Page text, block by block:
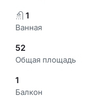
1
Ванная
52
Общая площадь
1
Балкон